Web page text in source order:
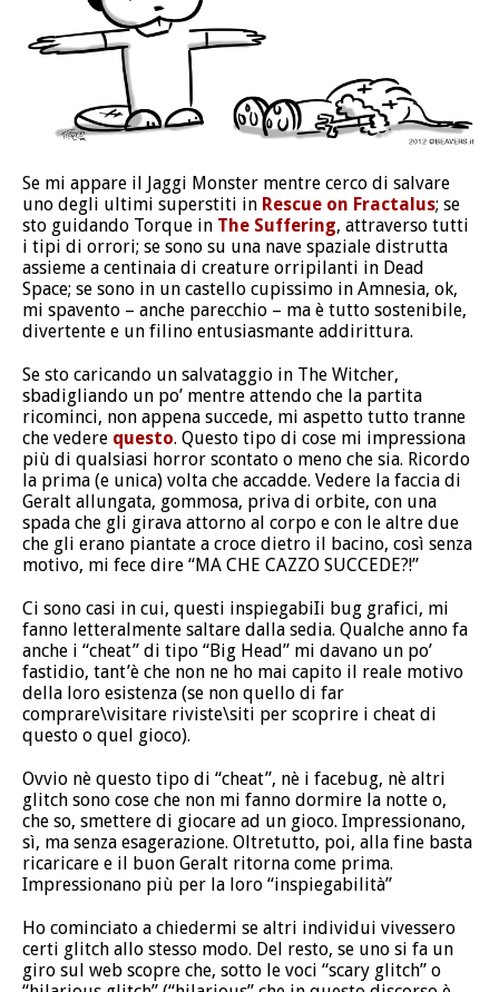
Se mi appare il Jaggi Monster mentre cerco di salvare
uno degli ultimi superstiti in Rescue on Fractalus; se
sto guidando Torque in The Suffering, attraverso tutti
i tipi di orrori; se sono su una nave spaziale distrutta
assieme a centinaia di creature orripilanti in Dead
Space; se sono in un castello cupissimo in Amnesia, ok,
mi spavento – anche parecchio – ma è tutto sostenibile,
divertente e un filino entusiasmante addirittura.
Se sto caricando un salvataggio in The Witcher,
sbadigliando un po’ mentre attendo che la partita
ricominci, non appena succede, mi aspetto tutto tranne
che vedere questo. Questo tipo di cose mi impressiona
più di qualsiasi horror scontato o meno che sia. Ricordo
la prima (e unica) volta che accadde. Vedere la faccia di
Geralt allungata, gommosa, priva di orbite, con una
spada che gli girava attorno al corpo e con le altre due
che gli erano piantate a croce dietro il bacino, così senza
motivo, mi fece dire “MA CHE CAZZO SUCCEDE?!”
Ci sono casi in cui, questi inspiegabiIi bug grafici, mi
fanno letteralmente saltare dalla sedia. Qualche anno fa
anche i “cheat” di tipo “Big Head” mi davano un po’
fastidio, tant’è che non ne ho mai capito il reale motivo
della loro esistenza (se non quello di far
comprare\visitare riviste\siti per scoprire i cheat di
questo o quel gioco).
Ovvio nè questo tipo di “cheat”, nè i facebug, nè altri
glitch sono cose che non mi fanno dormire la notte o,
che so, smettere di giocare ad un gioco. Impressionano,
sì, ma senza esagerazione. Oltretutto, poi, alla fine basta
ricaricare e il buon Geralt ritorna come prima.
Impressionano più per la loro “inspiegabilità”
Ho cominciato a chiedermi se altri individui vivessero
certi glitch allo stesso modo. Del resto, se uno si fa un
giro sul web scopre che, sotto le voci “scary glitch” o